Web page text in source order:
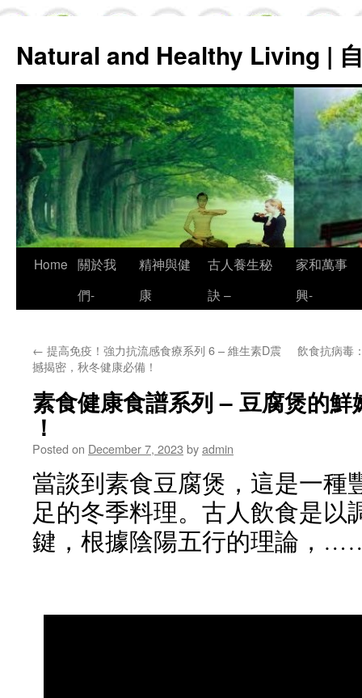
Natural and Healthy Living |
Skip
Home 關於我
們-
精神與健
康
古人養生秘
訣 –
家和萬事
興-
← 提高免疫！強力抗流感食療系列 6 – 維生素D震
撼揭密，秋冬健康必備！
飲食抗病毒
素食健康食譜系列 – 豆腐煲的
！
Posted on December 7, 2023 byadmin
當談到素食豆腐煲，這是一種
足的冬季料理。古人飲食是以
鍵，根據陰陽五行的理論，